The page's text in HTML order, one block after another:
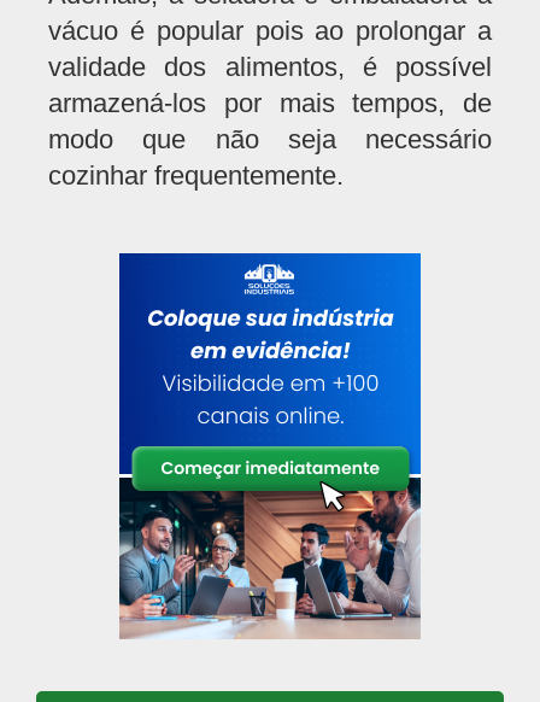
vácuo é popular pois ao prolongar a
validade dos alimentos, é possível
armazená-los por mais tempos, de
modo que não seja necessário
cozinhar frequentemente.